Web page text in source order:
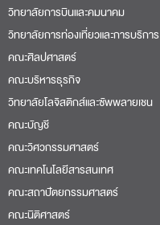
วิทยาลัยการบินและคมนาคม
วิทยาลัยการท่องเที่ยวและการบริการ
คณะศิลปศาสตร์
คณะบริหารธุรกิจ
วิทยาลัยโลจิสติกส์และซัพพลายเชน
คณะบัญชี
คณะวิศวกรรมศาสตร์
คณะเทคโนโลยีสารสนเทศ
คณะสถาปัตยกรรมศาสตร์
คณะนิติศาสตร์